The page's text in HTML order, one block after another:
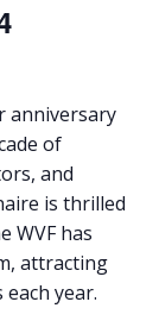
anniversary
of
and
is thrilled
WVF has
attracting
year.